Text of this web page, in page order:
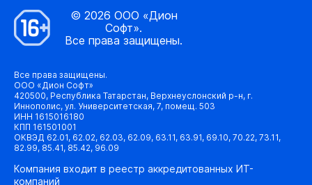
© 2026 ООО «Дион
Софт».
Все права защищены.
Все права защищены.
ООО «Дион Софт»
420500, Республика Татарстан, Верхнеуслонский р-н, г.
Иннополис, ул. Университетская, 7, помещ. 503
ИНН 1615016180
КПП 161501001
ОКВЭД 62.01, 62.02, 62.03, 62.09, 63.11, 63.91, 69.10, 70.22, 73.11,
82.99, 85.41, 85.42, 96.09
Компания входит в реестр аккредитованных ИТ-
компаний